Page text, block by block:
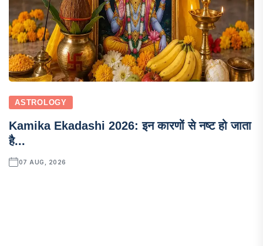
ASTROLOGY
Kamika Ekadashi 2026: इन कारणों से नष्ट हो जाता
है...
07 AUG, 2026